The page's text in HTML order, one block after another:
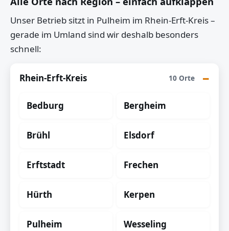
Unser Betrieb sitzt in Pulheim im Rhein-Erft-Kreis –
gerade im Umland sind wir deshalb besonders
schnell:
Rhein-Erft-Kreis 10 Orte
Bedburg Bergheim
Brühl Elsdorf
Erftstadt Frechen
Hürth Kerpen
Pulheim Wesseling